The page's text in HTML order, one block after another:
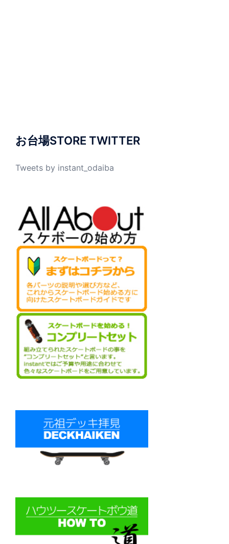
お台場STORE TWITTER
Tweets by instant_odaiba